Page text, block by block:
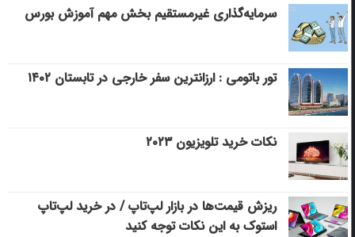
سرمایه‌گذاری غیرمستقیم بخش مهم آموزش بورس
تور باتومی : ارزانترین سفر خارجی در تابستان ۱۴۰۲
نکات خرید تلویزیون ۲۰۲۳
ریزش قیمت‌ها در بازار لپ‌تاپ / در خرید لپ‌تاپ
استوک به این نکات توجه کنید